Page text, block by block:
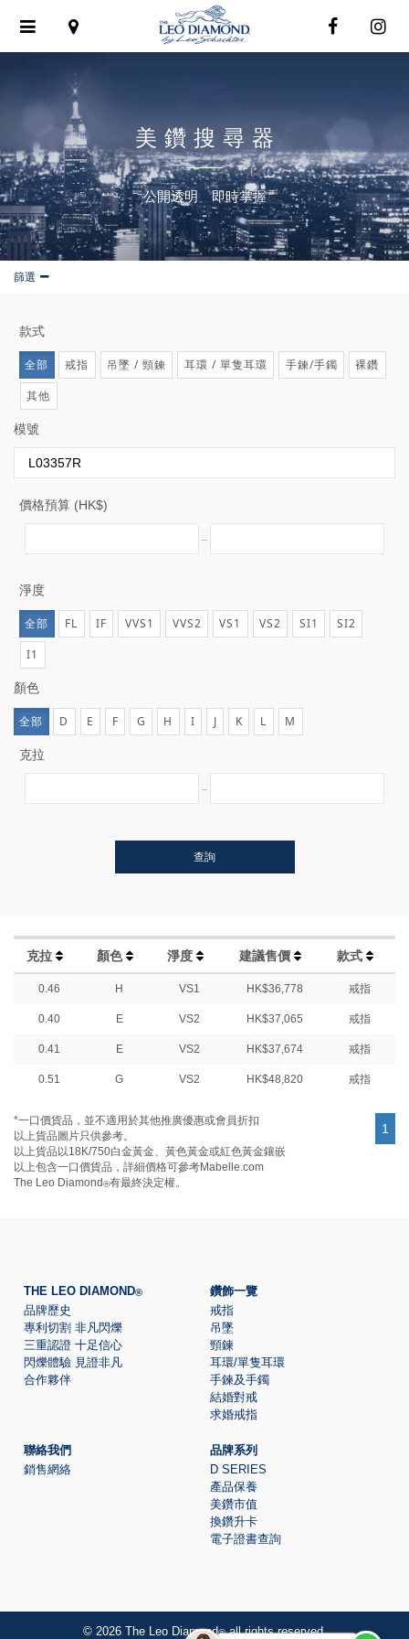
navigation
美鑽搜尋器
公開透明 即時掌握
篩選
款式
全部 戒指 吊墜 / 頸鍊 耳環 / 單隻耳環 手鍊/手鐲
裸鑽
其他
模號
價格預算 (HK$)
淨度
全部 FL IF VVS1 VVS2 VS1 VS2 SI1
SI2
I1
顏色
全部 D E F G H I J K L M
克拉
查詢
克拉 顏色 淨度 建議售價 款式
0.46 H VS1 HK$36,778 戒指
0.40 E VS2 HK$37,065 戒指
0.41 E VS2 HK$37,674 戒指
0.51 G VS2 HK$48,820 戒指
1
*一口價貨品，並不適用於其他推廣優惠或會員折扣
以上貨品圖片只供參考。
以上貨品以18K/750白金黃金、黃色黃金或紅色黃金鑲嵌
以上包含一口價貨品，詳細價格可參考Mabelle.com
The Leo Diamond®有最終決定權。
THE LEO DIAMOND®
品牌歷史
專利切割 非凡閃爍
三重認證 十足信心
閃爍體驗 見證非凡
合作夥伴
鑽飾一覽
戒指
吊墜
頸鍊
耳環/單隻耳環
手鍊及手鐲
結婚對戒
求婚戒指
聯絡我們
銷售網絡
品牌系列
D SERIES
產品保養
美鑽市值
換鑽升卡
電子證書查詢
© 2026 The Leo Diamond®all rights reserved.